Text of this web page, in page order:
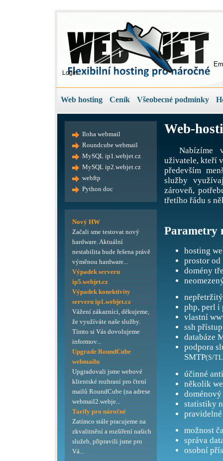
Login
Web hosting Ceník Všeobecné podmínky
Web-
Nabízíme
uživatele, kteří
především
služby
zároveň,
třetího řádu s
Parametry
hosting
prostor od
domény
php, perl i
vlastní
ssh přístup
databáze
podpora
SMTP(S/
účinné
několik
doménový
statistiky
možnost
správa
osobní
Iloha webmail
Roundcube webmail
MySQL ip1.webjet.cz
MySQL ip2.webjet.cz
webftp
Python doc
Nový HW
Začali sme testovat nový
hardware. Aktuální
nestabilita bude řešena právě
výměnou hardware...
Výpadek serveru
ip5.webjet.cz
Výpadek konektivity
serveru ip1.webjet.cz
Vážení zákazníci, děkujeme,
že využíváte naše služby.
Tímto si Vás dovolujeme
informov...
Upgrade RoundCube
webmailu
Upgradovali jsme webové
klientské rozhraní pro čtení
mailů RoundCube (na adrese
webmail2.webje...
Tarify pro náročné
Zatímco stále pracujeme na
zkvalitnění a rozšíření našich
služeb, připravili jsme pro
Vá...